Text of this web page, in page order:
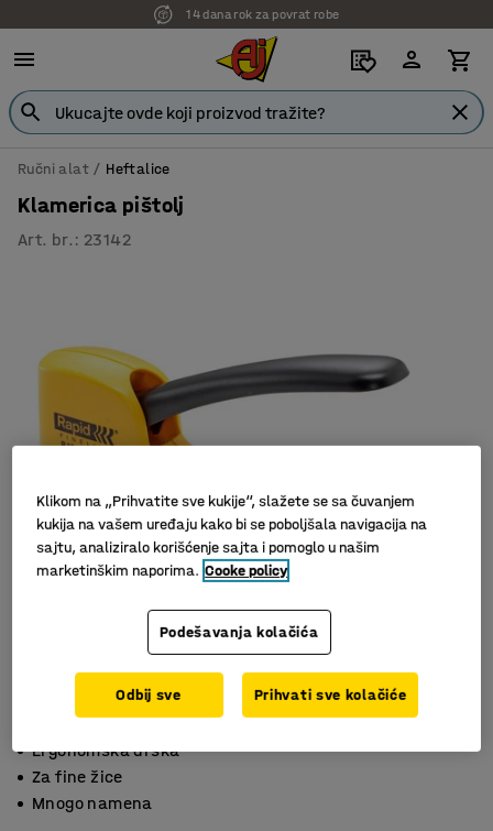
14 dana rok za povrat robe
Ručni alat Heftalice
Klamerica pištolj
Art. br. : 23142
Slični proizvodi
Ergonomska drška
Za fine žice
Mnogo namena
Klikom na „Prihvatite sve kukije“, slažete se sa čuvanjem
kukija na vašem uređaju kako bi se poboljšala navigacija na
sajtu, analiziralo korišćenje sajta i pomoglo u našim
marketinškim naporima. Cooke policy
Podešavanja kolačića
Odbij sve Prihvati sve kolačiće